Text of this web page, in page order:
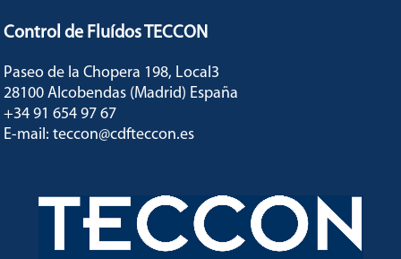
Control de Fluídos TECCON
Paseo de la Chopera 198, Local3
28100 Alcobendas (Madrid) España
+34 91 654 97 67
E-mail: teccon@cdfteccon.es